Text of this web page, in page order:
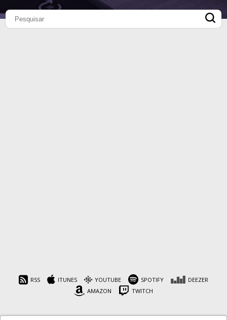
RSS ITUNES YOUTUBE SPOTIFY
DEEZER
AMAZON
TWITCH
por Ricardo Gomes
2 de julho de 2020